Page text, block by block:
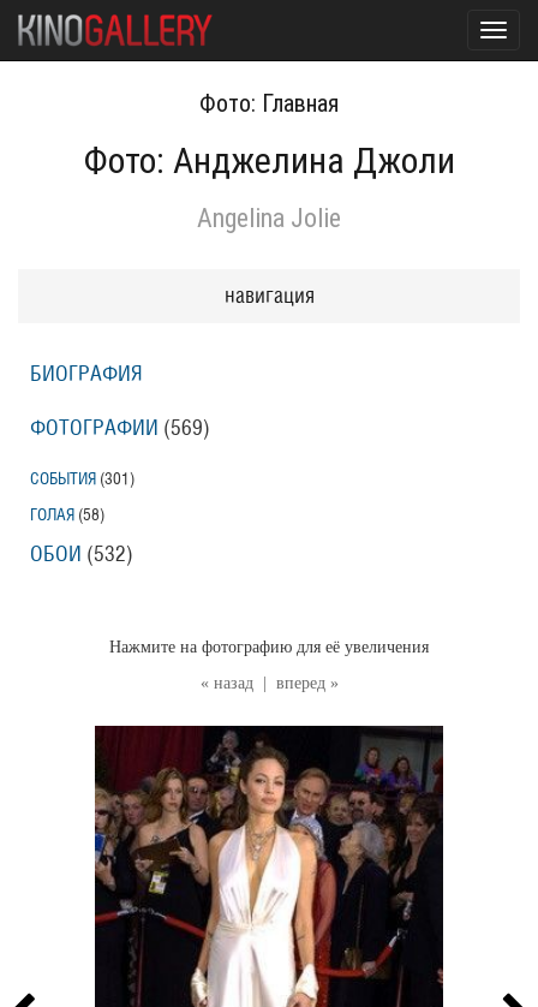
Фото: Главная
Фото: Анджелина Джоли
Angelina Jolie
« назад вперед »
Нажмите на фотографию для её увеличения
навигация
БИОГРАФИЯ
ФОТОГРАФИИ (569)
СОБЫТИЯ (301 )
ГОЛАЯ (58)
ОБОИ (532)